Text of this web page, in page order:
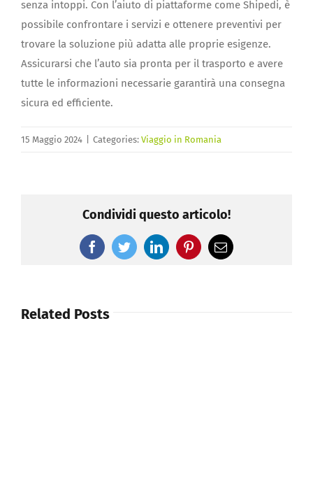
senza intoppi. Con l’aiuto di piattaforme come Shipedi, è
possibile confrontare i servizi e ottenere preventivi per
trovare la soluzione più adatta alle proprie esigenze.
Assicurarsi che l’auto sia pronta per il trasporto e avere
tutte le informazioni necessarie garantirà una consegna
sicura ed efficiente.
15 Maggio 2024 Categories: Viaggio in Romania
Condividi questo articolo!
FacebookTwitterLinkedInPinterestEmail
Related Posts